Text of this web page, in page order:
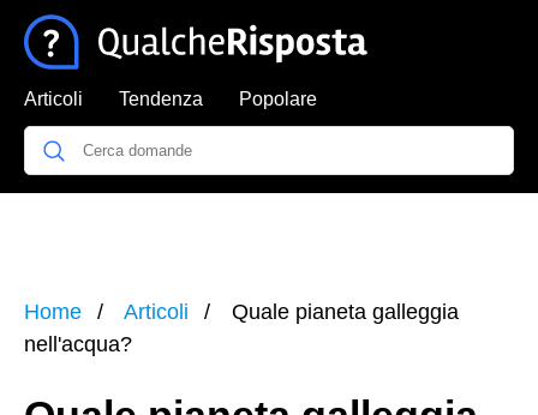
Articoli Tendenza Popolare
Home Articoli
Quale pianeta galleggia
nell'acqua?